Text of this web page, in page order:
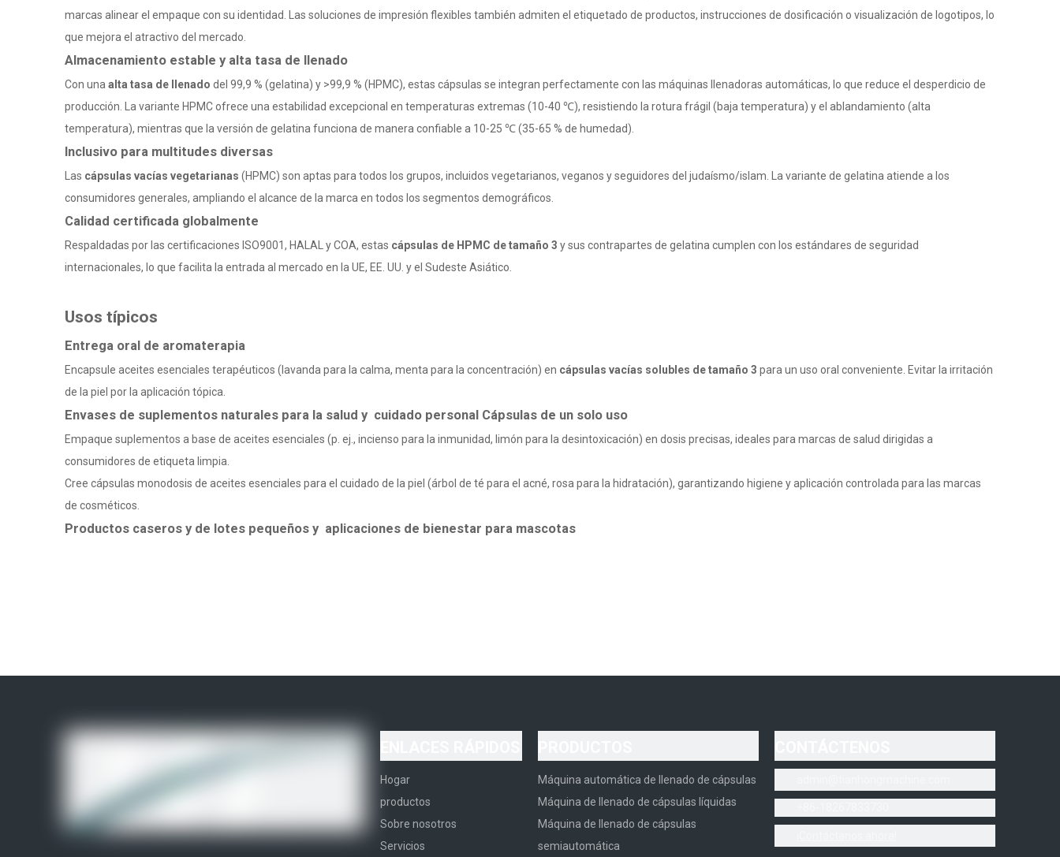
marcas alinear el empaque con su identidad. Las soluciones de impresión flexibles también admiten el etiquetado de productos, instrucciones de dosificación o visualización de logotipos, lo
que mejora el atractivo del mercado.
Almacenamiento estable y alta tasa de llenado
Con una alta tasa de llenado del 99,9 % (gelatina) y >99,9 % (HPMC), estas cápsulas se integran perfectamente con las máquinas llenadoras automáticas, lo que reduce el desperdicio de
producción. La variante HPMC ofrece una estabilidad excepcional en temperaturas extremas (10-40 ℃), resistiendo la rotura frágil (baja temperatura) y el ablandamiento (alta
temperatura), mientras que la versión de gelatina funciona de manera confiable a 10-25 ℃ (35-65 % de humedad).
Inclusivo para multitudes diversas
Las cápsulas vacías vegetarianas (HPMC) son aptas para todos los grupos, incluidos vegetarianos, veganos y seguidores del judaísmo/islam. La variante de gelatina atiende a los
consumidores generales, ampliando el alcance de la marca en todos los segmentos demográficos.
Calidad certificada globalmente
Respaldadas por las certificaciones ISO9001, HALAL y COA, estas cápsulas de HPMC de tamaño 3 y sus contrapartes de gelatina cumplen con los estándares de seguridad
internacionales, lo que facilita la entrada al mercado en la UE, EE. UU. y el Sudeste Asiático.
Usos típicos
Entrega oral de aromaterapia
Encapsule aceites esenciales terapéuticos (lavanda para la calma, menta para la concentración) en cápsulas vacías solubles de tamaño 3 para un uso oral conveniente. Evitar la irritación
de la piel por la aplicación tópica.
Envases de suplementos naturales para la salud y cuidado personal Cápsulas de un solo uso
Empaque suplementos a base de aceites esenciales (p. ej., incienso para la inmunidad, limón para la desintoxicación) en dosis precisas, ideales para marcas de salud dirigidas a
consumidores de etiqueta limpia.
Cree cápsulas monodosis de aceites esenciales para el cuidado de la piel (árbol de té para el acné, rosa para la hidratación), garantizando higiene y aplicación controlada para las marcas
de cosméticos.
Productos caseros y de lotes pequeños y aplicaciones de bienestar para mascotas
Materia prima
100% pegamento para huesos
Contenido de metales pesados
Temperatura de almacenamiento
Humedad de almacenamiento
Rendimiento a baja temperatura frágil roto
Hogar
productos
Sobre nosotros
Servicios
Máquina automática de llenado de cápsulas
Máquina de llenado de cápsulas líquidas
Máquina de llenado de cápsulas
semiautomática